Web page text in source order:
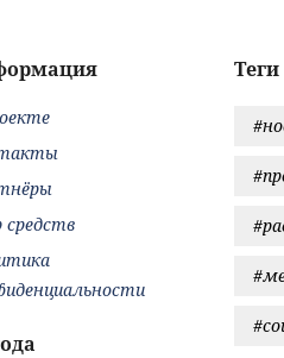
Теги
средств